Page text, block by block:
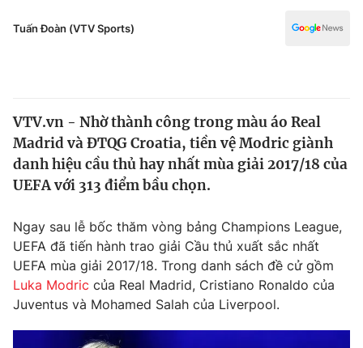
Thế giới
Tin tức
Thế giới đó đây
Câu chuyện quốc tế
Tài chính
Thị trường
Góc doanh nghiệp
Dữ liệu và đời sống
Truyền hình
Đời sống
Tuấn Đoàn (VTV Sports)
VTV.vn - Nhờ thành công trong màu áo Real
Madrid và ĐTQG Croatia, tiền vệ Modric giành
danh hiệu cầu thủ hay nhất mùa giải 2017/18 của
UEFA với 313 điểm bầu chọn.
Ngay sau lễ bốc thăm vòng bảng Champions League,
UEFA đã tiến hành trao giải Cầu thủ xuất sắc nhất
UEFA mùa giải 2017/18. Trong danh sách đề cử gồm
Luka Modric của Real Madrid, Cristiano Ronaldo của
Juventus và Mohamed Salah của Liverpool.